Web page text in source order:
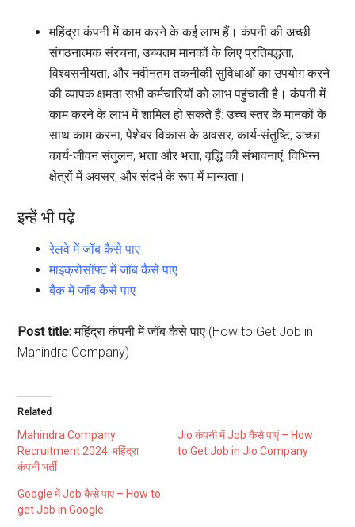
महिंद्रा कंपनी में काम करने के कई लाभ हैं। कंपनी की अच्छी
संगठनात्मक संरचना, उच्चतम मानकों के लिए प्रतिबद्धता,
विश्वसनीयता, और नवीनतम तकनीकी सुविधाओं का उपयोग करने
की व्यापक क्षमता सभी कर्मचारियों को लाभ पहुंचाती है। कंपनी में
काम करने के लाभ में शामिल हो सकते हैं: उच्च स्तर के मानकों के
साथ काम करना, पेशेवर विकास के अवसर, कार्य-संतुष्टि, अच्छा
कार्य-जीवन संतुलन, भत्ता और भत्ता, वृद्धि की संभावनाएं, विभिन्न
क्षेत्रों में अवसर, और संदर्भ के रूप में मान्यता।
इन्हें भी पढ़े
रेलवे में जॉब कैसे पाए
माइक्रोसॉफ्ट में जॉब कैसे पाए
बैंक में जॉब कैसे पाए
Post title:महिंद्रा कंपनी में जॉब कैसे पाए (How to Get Job in
Mahindra Company)
Related
Mahindra Company
Recruitment 2024: महिंद्रा
कंपनी भर्ती
Jio कंपनी में Job कैसे पाएं – How
to Get Job in Jio Company
Google में Job कैसे पाए – How to
get Job in Google